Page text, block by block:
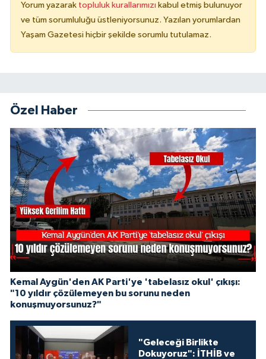
Yorum yazarak topluluk kurallarımızı kabul etmiş bulunuyor
ve tüm sorumluluğu üstleniyorsunuz. Yazılan yorumlardan
Yaşam Gazetesi hiçbir şekilde sorumlu tutulamaz.
Özel Haber
Kemal Aygün'den AK Parti'ye 'tabelasız okul' çıkışı:
"10 yıldır çözülemeyen bu sorunu neden
konuşmuyorsunuz?"
"Geleceği Birlikte
Dokuyoruz": İTHİB ve